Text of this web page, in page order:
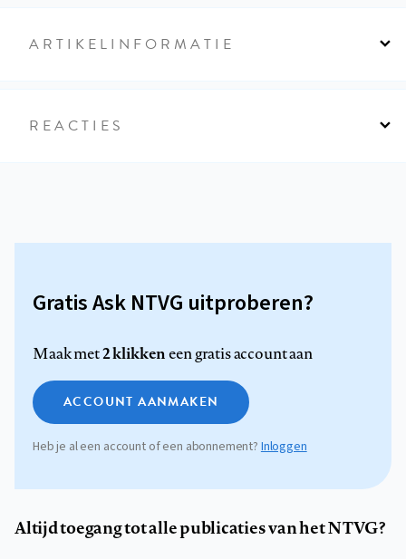
ARTIKELINFORMATIE
REACTIES
Gratis Ask NTVG uitproberen?
Maak met2 klikkeneen gratis account aan
ACCOUNT AANMAKEN
Heb je al een account of een abonnement?Inloggen
Altijd toegang tot alle publicaties van het NTVG?